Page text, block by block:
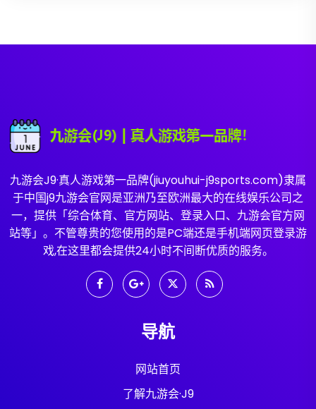
九游会J9·真人游戏第一品牌(jiuyouhui-j9sports.com)隶属
于中国j9九游会官网是亚洲乃至欧洲最大的在线娱乐公司之
一，提供「综合体育、官方网站、登录入口、九游会官方网
站等」。不管尊贵的您使用的是PC端还是手机端网页登录游
戏,在这里都会提供24小时不间断优质的服务。
导航
网站首页
了解九游会·J9